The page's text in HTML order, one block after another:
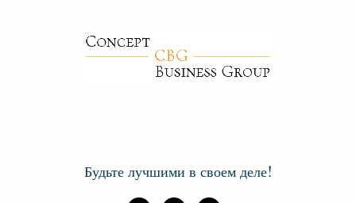
Будьте лучшими в своем деле!